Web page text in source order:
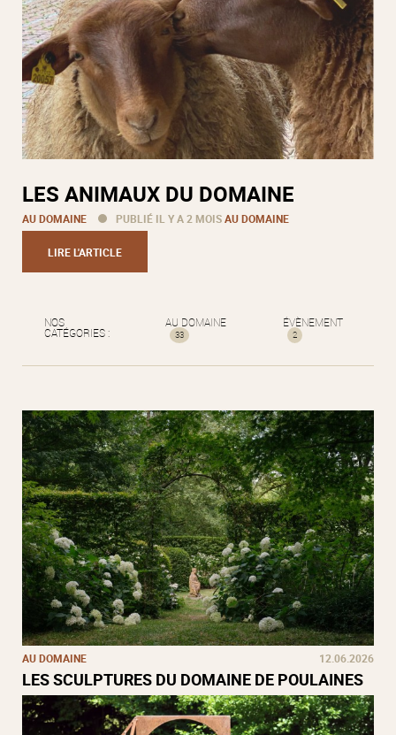
LES ANIMAUX DU DOMAINE
AU DOMAINE PUBLIÉ IL Y A 2 MOISAU DOMAINE
LIRE L'ARTICLE
NOS
CATÉGORIES :
AU DOMAINE
33
ÉVÈNEMENT
2
AU DOMAINE 12.06.2026
LES SCULPTURES DU DOMAINE DE POULAINES